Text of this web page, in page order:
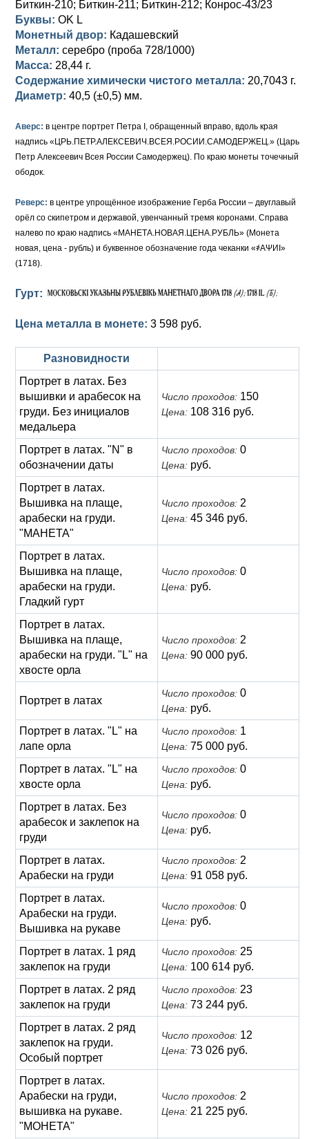
Русско-Польские
Для Польши
Памятные и донативные
Для Грузии
Для Польши
Медь
Серебро
Медь
Сибирские монеты
Таврические монеты
Елизавета I (1741-1762)
Золото
Серебро
Для Пруссии
Иоанн Антонович (1740-1741)
Анна Иоанновна (1730-1740)
Екатерина I (1725-1727)
Петр I (1682-1725)
Серебро
Медь
Биткин-210; Биткин-211; Биткин-212; Конрос-43/23
Буквы: OK L
Монетный двор: Кадашевский
Металл: серебро (проба 728/1000)
Масса: 28,44 г.
Содержание химически чистого металла: 20,7043 г.
Диаметр: 40,5 (±0,5) мм.
Аверс: в центре портрет Петра I, обращенный вправо, вдоль края
надпись «ЦРЬ.ПЕТР.АЛЕКСЕВИЧ.ВСЕЯ.РОСИИ.САМОДЕРЖЕЦ.» (Царь
Петр Алексеевич Всея России Самодержец). По краю монеты точечный
ободок.
Реверс: в центре упрощённое изображение Герба России – двуглавый
орёл со скипетром и державой, увенчанный тремя коронами. Справа
налево по краю надпись «МАНЕТА.НОВАЯ.ЦЕНА.РУБЛЬ» (Монета
новая, цена - рубль) и буквенное обозначение года чеканки «҂АΨИI»
(1718).
Гурт:
Цена металла в монете: 3 598 руб.
Разновидности
Портрет в латах. Без
вышивки и арабесок на
груди. Без инициалов
медальера
Число проходов: 150
Цена: 108 316 руб.
Портрет в латах. "N" в
обозначении даты
Число проходов: 0
Цена: руб.
Портрет в латах.
Вышивка на плаще,
арабески на груди.
"МАНЕТА"
Число проходов: 2
Цена: 45 346 руб.
Портрет в латах.
Вышивка на плаще,
арабески на груди.
Гладкий гурт
Число проходов: 0
Цена: руб.
Портрет в латах.
Вышивка на плаще,
арабески на груди. "L" на
хвосте орла
Число проходов: 2
Цена: 90 000 руб.
Портрет в латах
Число проходов: 0
Цена: руб.
Портрет в латах. "L" на
лапе орла
Число проходов: 1
Цена: 75 000 руб.
Портрет в латах. "L" на
хвосте орла
Число проходов: 0
Цена: руб.
Портрет в латах. Без
арабесок и заклепок на
груди
Число проходов: 0
Цена: руб.
Портрет в латах.
Арабески на груди
Число проходов: 2
Цена: 91 058 руб.
Портрет в латах.
Арабески на груди.
Вышивка на рукаве
Число проходов: 0
Цена: руб.
Портрет в латах. 1 ряд
заклепок на груди
Число проходов: 25
Цена: 100 614 руб.
Портрет в латах. 2 ряд
заклепок на груди
Число проходов: 23
Цена: 73 244 руб.
Портрет в латах. 2 ряд
заклепок на груди.
Особый портрет
Число проходов: 12
Цена: 73 026 руб.
Портрет в латах.
Арабески на груди,
вышивка на рукаве.
"МОНЕТА"
Число проходов: 2
Цена: 21 225 руб.